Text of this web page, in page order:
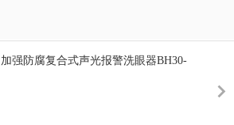
加强防腐复合式声光报警洗眼器BH30-